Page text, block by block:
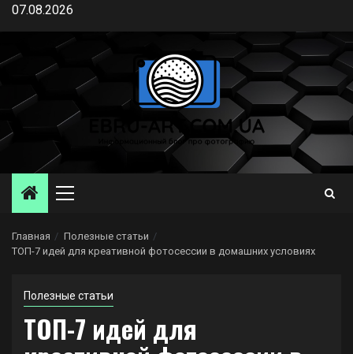
Перейти
содержимому
07.08.2026
Основное
Главная
Полезные статьи
ТОП-7 идей для креативной фотосессии в домашних условиях
Полезные статьи
ТОП-7 идей для